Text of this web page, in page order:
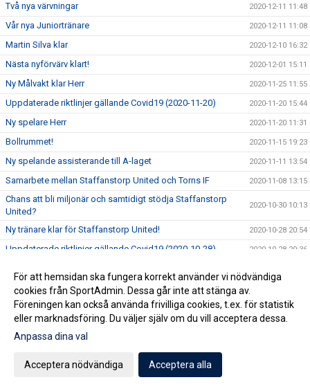
Två nya värvningar 2020-12-11 11:48
Vår nya Juniortränare 2020-12-11 11:08
Martin Silva klar 2020-12-10 16:32
Nästa nyförvärv klart! 2020-12-01 15:11
Ny Målvakt klar Herr 2020-11-25 11:55
Uppdaterade riktlinjer gällande Covid19 (2020-11-20) 2020-11-20 15:44
Ny spelare Herr 2020-11-20 11:31
Bollrummet! 2020-11-15 19:23
Ny spelande assisterande till A-laget 2020-11-11 13:54
Samarbete mellan Staffanstorp United och Torns IF 2020-11-08 13:15
Chans att bli miljonär och samtidigt stödja Staffanstorp
United?
2020-10-30 10:13
Ny tränare klar för Staffanstorp United! 2020-10-28 20:54
Uppdaterade riktlinjer gällande Covid19 (2020-10-28) 2020-10-28 20:36
Erbjudande från Sportringen
Pågacupen 24-25 okt inställd! 2020-10-23 13:22
Uppmaning om säkerhet
För att hemsidan ska fungera korrekt använder vi nödvändiga
cookies från SportAdmin. Dessa går inte att stänga av.
Föreningen kan också använda frivilliga cookies, t.ex. för statistik
eller marknadsföring. Du väljer själv om du vill acceptera dessa.
Anpassa dina val
Acceptera nödvändiga Acceptera alla